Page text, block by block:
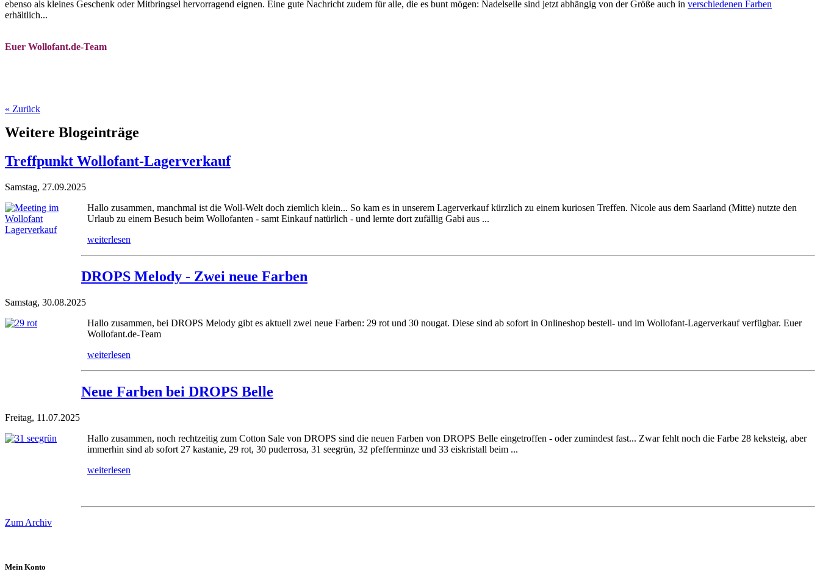
ebenso als kleines Geschenk oder Mitbringsel hervorragend eignen. Eine gute Nachricht zudem für alle, die es bunt mögen: Nadelseile sind jetzt abhängig von der Größe auch in verschiedenen Farben
erhältlich...
Euer Wollofant.de-Team
« Zurück
Weitere Blogeinträge
Treffpunkt Wollofant-Lagerverkauf
Samstag, 27.09.2025
Hallo zusammen, manchmal ist die Woll-Welt doch ziemlich klein... So kam es in unserem Lagerverkauf kürzlich zu einem kuriosen Treffen. Nicole aus dem Saarland (Mitte) nutzte den
Urlaub zu einem Besuch beim Wollofanten - samt Einkauf natürlich - und lernte dort zufällig Gabi aus ...
weiterlesen
DROPS Melody - Zwei neue Farben
Samstag, 30.08.2025
Hallo zusammen, bei DROPS Melody gibt es aktuell zwei neue Farben: 29 rot und 30 nougat. Diese sind ab sofort in Onlineshop bestell- und im Wollofant-Lagerverkauf verfügbar. Euer
Wollofant.de-Team
weiterlesen
Neue Farben bei DROPS Belle
Freitag, 11.07.2025
Hallo zusammen, noch rechtzeitig zum Cotton Sale von DROPS sind die neuen Farben von DROPS Belle eingetroffen - oder zumindest fast... Zwar fehlt noch die Farbe 28 keksteig, aber
immerhin sind ab sofort 27 kastanie, 29 rot, 30 puderrosa, 31 seegrün, 32 pfefferminze und 33 eiskristall beim ...
weiterlesen
Zum Archiv
Mein Konto